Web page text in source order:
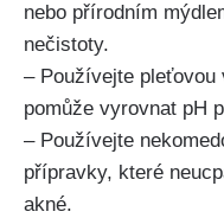
nebo ‌přírodním
nečistoty.
– Používejte pleťovou
pomůže vyrovnat pH
– Používejte
přípravky, které⁣
‍akné.